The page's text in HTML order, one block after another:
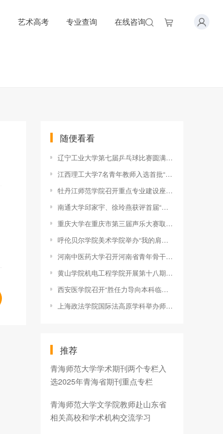
艺术高考 专业查询 在线咨询
随便看看
辽宁工业大学第七届乒乓球比赛圆满落下帷幕
江西理工大学7名青年教师入选首批“青年井冈学者奖励计划”
牡丹江师范学院召开重点专业建设座谈会
南通大学邱家宇、徐玲燕获评首届“全国百佳心理委员”
重庆大学在重庆市第三届声乐大赛取得优异成绩
呼伦贝尔学院美术学院举办“我的肩膀—能挑多重的担子”硬笔书法
河南中医药大学召开河南省青年骨干教师资助计划资助对象考核会议
黄山学院机电工程学院开展第十八期＂科技小屋＂科普小课堂志愿服
西安医学院召开“胜任力导向本科临床教学与评价方法”交流研讨会
上海政法学院国际法高原学科举办师生学术沙龙活动
推荐
青海师范大学学术期刊两个专栏入
选2025年青海省期刊重点专栏
青海师范大学文学院教师赴山东省
相关高校和学术机构交流学习